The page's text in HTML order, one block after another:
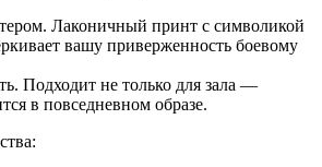
Лаконичный принт с символикой
вашу приверженность боевому
Подходит не только для зала —
в повседневном образе.